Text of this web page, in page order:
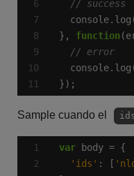
}, function
});
Sample cuando el
var
'ids' : [